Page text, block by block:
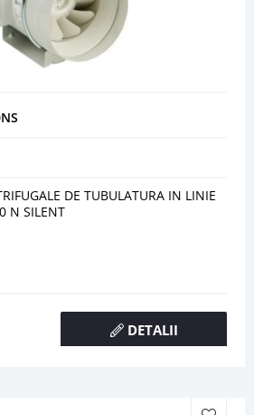
DE TUBULATURA IN LINIE
N SILENT
DETALII